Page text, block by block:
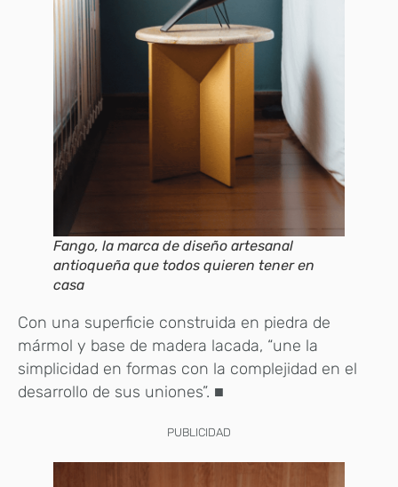
Fango, la marca de diseño artesanal
antioqueña que todos quieren tener en
casa
Con una superficie construida en piedra de
mármol y base de madera lacada, “une la
simplicidad en formas con la complejidad en el
desarrollo de sus uniones”. ■
PUBLICIDAD